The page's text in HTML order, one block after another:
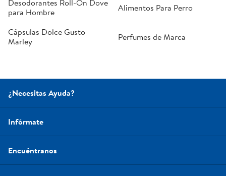
Desodorantes Roll-On Dove
para Hombre
Alimentos Para Perro
Cápsulas Dolce Gusto
Marley
Perfumes de Marca
¿Necesitas Ayuda?
Infórmate
Encuéntranos